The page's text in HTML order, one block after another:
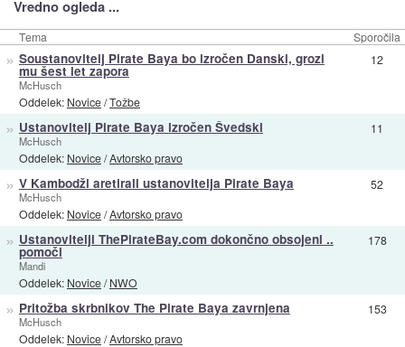
Vredno ogleda ...
Tema Sporočila
» Soustanovitelj Pirate Baya bo izročen Danski, grozi
mu šest let zapora
McHusch
Oddelek: Novice/Tožbe
12
» Ustanovitelj Pirate Baya izročen Švedski
McHusch
Oddelek: Novice/Avtorsko pravo
11
» V Kambodži aretirali ustanovitelja Pirate Baya
McHusch
Oddelek: Novice/Avtorsko pravo
52
» Ustanovitelji ThePirateBay.com dokončno obsojeni ..
pomoči
Mandi
Oddelek: Novice/NWO
178
» Pritožba skrbnikov The Pirate Baya zavrnjena
McHusch
Oddelek: Novice/Avtorsko pravo
153